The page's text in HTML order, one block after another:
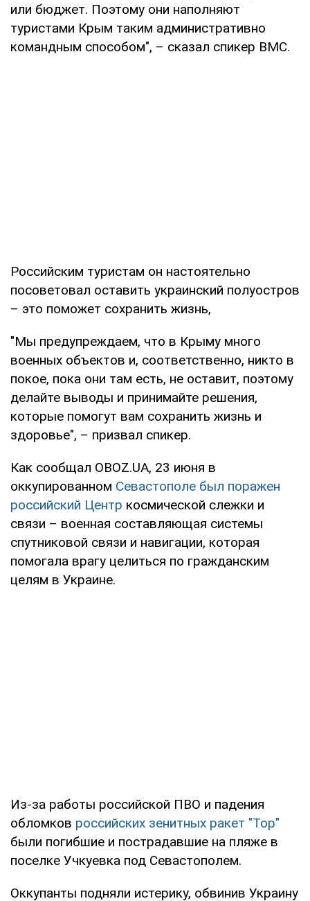
или бюджет. Поэтому они наполняют
туристами Крым таким административно
командным способом", – сказал спикер ВМС.
Российским туристам он настоятельно
посоветовал оставить украинский полуостров
– это поможет сохранить жизнь,
"Мы предупреждаем, что в Крыму много
военных объектов и, соответственно, никто в
покое, пока они там есть, не оставит, поэтому
делайте выводы и принимайте решения,
которые помогут вам сохранить жизнь и
здоровье", – призвал спикер.
Как сообщал OBOZ.UA, 23 июня в
оккупированном Севастополе был поражен
российский Центр космической слежки и
связи – военная составляющая системы
спутниковой связи и навигации, которая
помогала врагу целиться по гражданским
целям в Украине.
Из-за работы российской ПВО и падения
обломков российских зенитных ракет "Тор"
были погибшие и пострадавшие на пляже в
поселке Учкуевка под Севастополем.
Оккупанты подняли истерику, обвинив Украину